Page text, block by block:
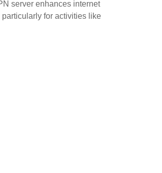
server enhances internet
for activities like